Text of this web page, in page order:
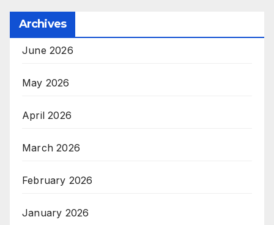
Archives
June 2026
May 2026
April 2026
March 2026
February 2026
January 2026